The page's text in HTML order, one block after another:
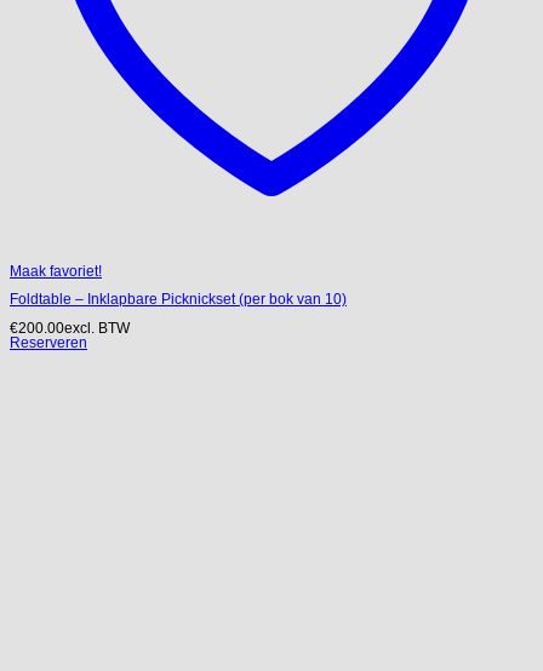
Maak favoriet!
Foldtable – Inklapbare Picknickset (per bok van 10)
€200.00excl. BTW
Reserveren